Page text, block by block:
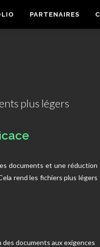
PARTENAIRES
plus légers
documents et une réduction
rend les fichiers plus légers
des documents aux exigences